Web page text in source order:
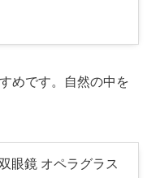
めです。自然の中を
眼鏡 オペラグラス